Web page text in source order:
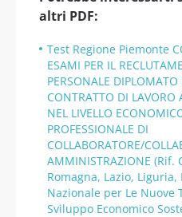
altri PDF:
Test Regione Piemonte
ESAMI PER IL
PERSONALE
CONTRATTO DI
NEL LIVELLO
PROFESSIONALE DI
COLLABORATORE/
AMMINISTRAZIONE
Romagna, Lazio,
Nazionale per Le Nuove
Sviluppo Economico